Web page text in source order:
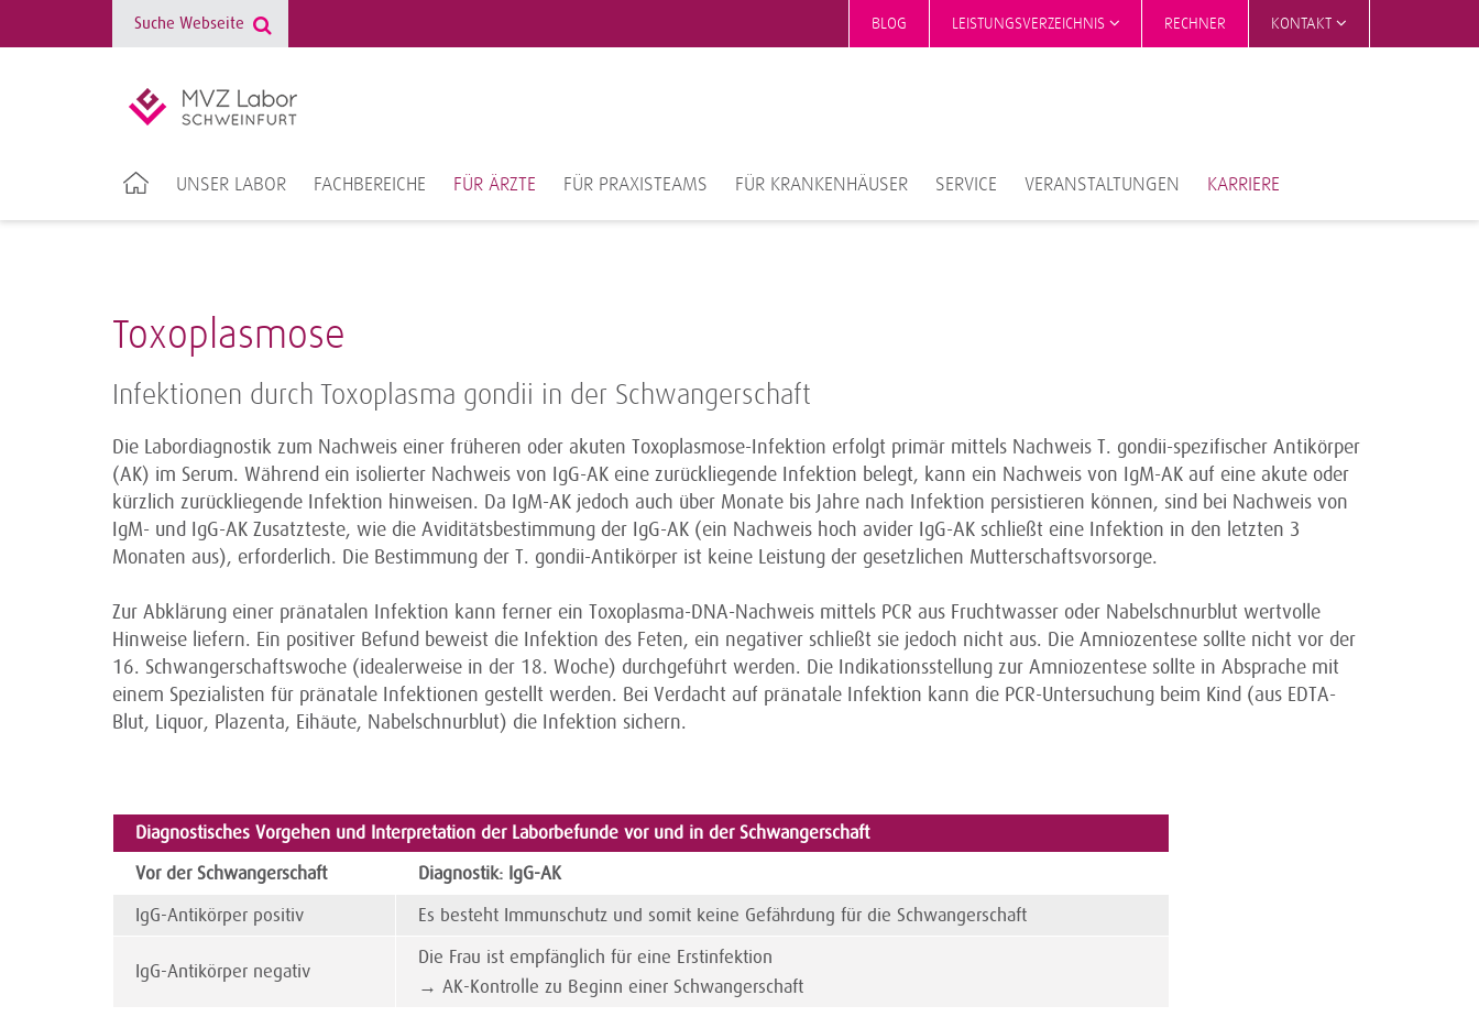
BLOG LEISTUNGSVERZEICHNIS RECHNER KONTAKT
UNSER LABOR FACHBEREICHE FÜR ÄRZTE FÜR PRAXISTEAMS FÜR KRANKENHÄUSER SERVICE VERANSTALTUNGEN KARRIERE
Toxoplasmose
Infektionen durch Toxoplasma gondii in der Schwangerschaft
Die Labordiagnostik zum Nachweis einer früheren oder akuten Toxoplasmose-Infektion erfolgt primär mittels Nachweis T. gondii-spezifischer Antikörper
(AK) im Serum. Während ein isolierter Nachweis von IgG-AK eine zurückliegende Infektion belegt, kann ein Nachweis von IgM-AK auf eine akute oder
kürzlich zurückliegende Infektion hinweisen. Da IgM-AK jedoch auch über Monate bis Jahre nach Infektion persistieren können, sind bei Nachweis von
IgM- und IgG-AK Zusatzteste, wie die Aviditätsbestimmung der IgG-AK (ein Nachweis hoch avider IgG-AK schließt eine Infektion in den letzten 3
Monaten aus), erforderlich. Die Bestimmung der T. gondii-Antikörper ist keine Leistung der gesetzlichen Mutterschaftsvorsorge.
Zur Abklärung einer pränatalen Infektion kann ferner ein Toxoplasma-DNA-Nachweis mittels PCR aus Fruchtwasser oder Nabelschnurblut wertvolle
Hinweise liefern. Ein positiver Befund beweist die Infektion des Feten, ein negativer schließt sie jedoch nicht aus. Die Amniozentese sollte nicht vor der
16. Schwangerschaftswoche (idealerweise in der 18. Woche) durchgeführt werden. Die Indikationsstellung zur Amniozentese sollte in Absprache mit
einem Spezialisten für pränatale Infektionen gestellt werden. Bei Verdacht auf pränatale Infektion kann die PCR-Untersuchung beim Kind (aus EDTA-
Blut, Liquor, Plazenta, Eihäute, Nabelschnurblut) die Infektion sichern.
Diagnostisches Vorgehen und Interpretation der Laborbefunde vor und in der Schwangerschaft
Vor der Schwangerschaft
Diagnostik: IgG-AK
IgG-Antikörper positiv
Es besteht Immunschutz und somit keine Gefährdung für die Schwangerschaft
IgG-Antikörper negativ
Die Frau ist empfänglich für eine Erstinfektion
→ AK-Kontrolle zu Beginn einer Schwangerschaft